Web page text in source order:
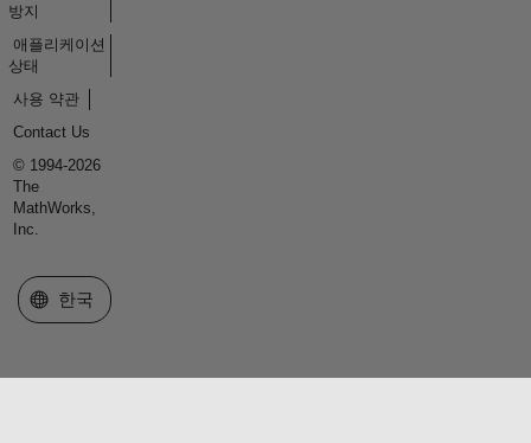
방지
애플리케이션
상태
사용 약관
Contact Us
© 1994-2026
The
MathWorks,
Inc.
웹사이트 선택
한국